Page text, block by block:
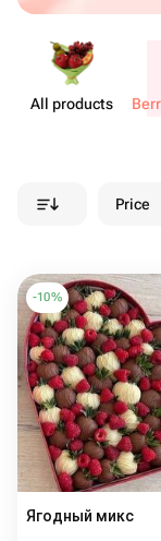
All products
Price
-10%
Ягодный микс